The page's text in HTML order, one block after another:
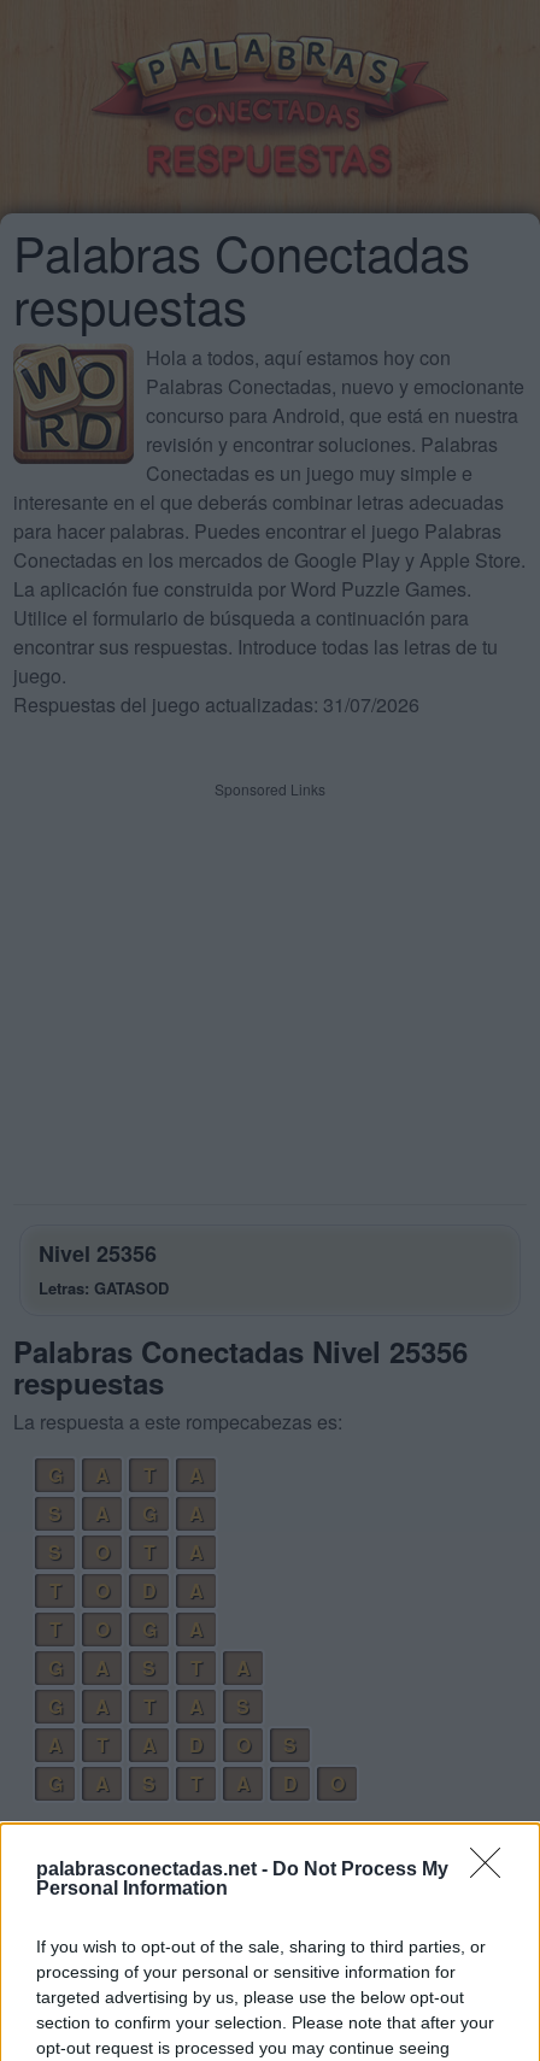
palabrasconectadas.net - Do Not Process My
Personal Information
If you wish to opt-out of the sale, sharing to third parties, or
processing of your personal or sensitive information for
targeted advertising by us, please use the below opt-out
section to confirm your selection. Please note that after your
opt-out request is processed you may continue seeing
Palabras Conectadas
respuestas
Hola a todos, aquí estamos hoy con
Palabras Conectadas, nuevo y emocionante
concurso para Android, que está en nuestra
revisión y encontrar soluciones. Palabras
Conectadas es un juego muy simple e
interesante en el que deberás combinar letras adecuadas
para hacer palabras. Puedes encontrar el juego Palabras
Conectadas en los mercados de Google Play y Apple Store.
La aplicación fue construida por Word Puzzle Games.
Utilice el formulario de búsqueda a continuación para
encontrar sus respuestas. Introduce todas las letras de tu
juego.
Respuestas del juego actualizadas: 31/07/2026
Sponsored Links
Nivel 25356
Letras: GATASOD
Palabras Conectadas Nivel 25356
respuestas
La respuesta a este rompecabezas es:
G
A T
A
S
A G
A
S
O T
A
T
O D
A
T
O G
A
G
A S T
A
G
A T A
S
A
T A D O
S
G
A S T A D
O
G
A T
O
D
A T
A
G
O T
A
G
A S T
O